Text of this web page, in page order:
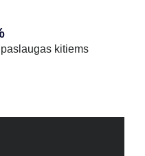
kitiems